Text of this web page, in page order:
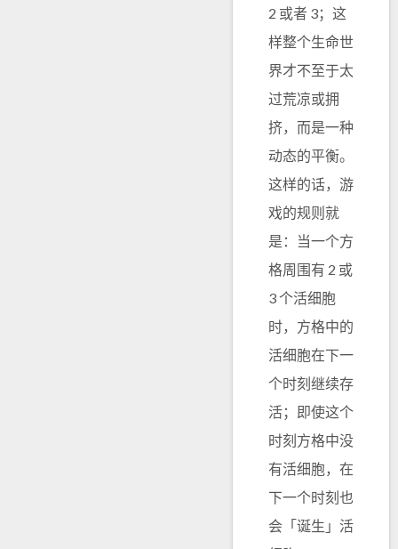
2 或者 3；这
样整个生命世
界才不至于太
过荒凉或拥
挤，而是一种
动态的平衡。
这样的话，游
戏的规则就
是：当一个方
格周围有 2 或
3 个活细胞
时，方格中的
活细胞在下一
个时刻继续存
活；即使这个
时刻方格中没
有活细胞，在
下一个时刻也
会「诞生」活